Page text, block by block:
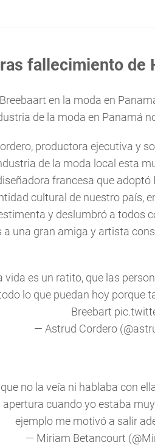
fallecimiento de
en la moda en
de la moda en Panamá
productora ejecutiva y
de la moda local esta
francesa que
cultural de nuestro país,
y deslumbró a todos
una gran amiga y artista
vida es un ratito, que las
lo que puedan hoy porque
Breebart
— Astrud Cordero
no la veía ni hablaba con
cuando yo estaba
ejemplo me motivó a salir
— Miriam Betancourt